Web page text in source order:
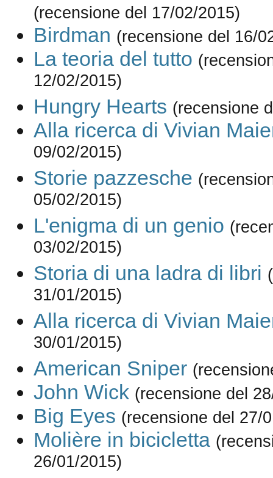
(recensione del 17/02/2015)
Birdman (recensione del 16/
La teoria del tutto
12/02/2015)
Hungry Hearts (recensione
Alla ricerca di Vivian
09/02/2015)
Storie pazzesche
05/02/2015)
L'enigma di un genio
03/02/2015)
Storia di una ladra di libri
31/01/2015)
Alla ricerca di Vivian
30/01/2015)
American Sniper
John Wick (recensione del
Big Eyes (recensione del 27/
Molière in bicicletta
26/01/2015)